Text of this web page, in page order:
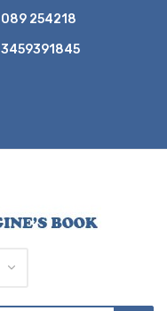
089 254218
3459391845